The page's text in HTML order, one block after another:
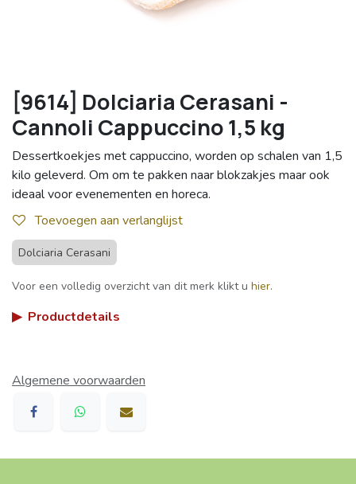
[9614] Dolciaria Cerasani -
Cannoli Cappuccino 1,5 kg
Dessertkoekjes met cappuccino, worden op schalen van 1,5
kilo geleverd. Om om te pakken naar blokzakjes maar ook
ideaal voor evenementen en horeca.
Toevoegen aan verlanglijst
Dolciaria Cerasani
Voor een volledig overzicht van dit merk klikt u hier.
▶ Productdetails
Algemene voorwaarden